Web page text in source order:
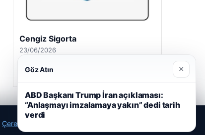
Cengiz Sigorta
23/06/2026
Çerez Politikamız
Göz Atın ×
ABD Başkanı Trump İran açıklaması:
“Anlaşmayı imzalamaya yakın” dedi tarih
verdi